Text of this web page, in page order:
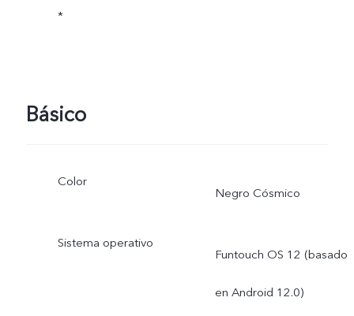
*
Básico
Color
Negro Cósmico
Sistema operativo
Funtouch OS 12 (basado
en Android 12.0)